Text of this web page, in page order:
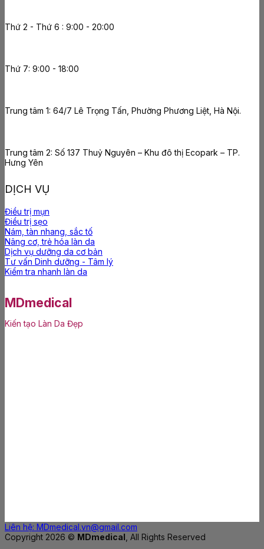
Thứ 2 - Thứ 6 : 9:00 - 20:00
Thứ 7: 9:00 - 18:00
Trung tâm 1: 64/7 Lê Trọng Tấn, Phường Phương Liệt, Hà Nội.
Trung tâm 2: Số 137 Thuỷ Nguyên – Khu đô thị Ecopark – TP.
Hưng Yên
DỊCH VỤ
Điều trị mụn
Điều trị sẹo
Nám, tàn nhang, sắc tố
Nâng cơ, trẻ hóa làn da
Dịch vụ dưỡng da cơ bản
Tư vấn Dinh dưỡng - Tâm lý
Kiểm tra nhanh làn da
MDmedical
Kiến tạo Làn Da Đẹp
Liên hệ: MDmedical.vn@gmail.com
Copyright 2026 © MDmedical , All Rights Reserved